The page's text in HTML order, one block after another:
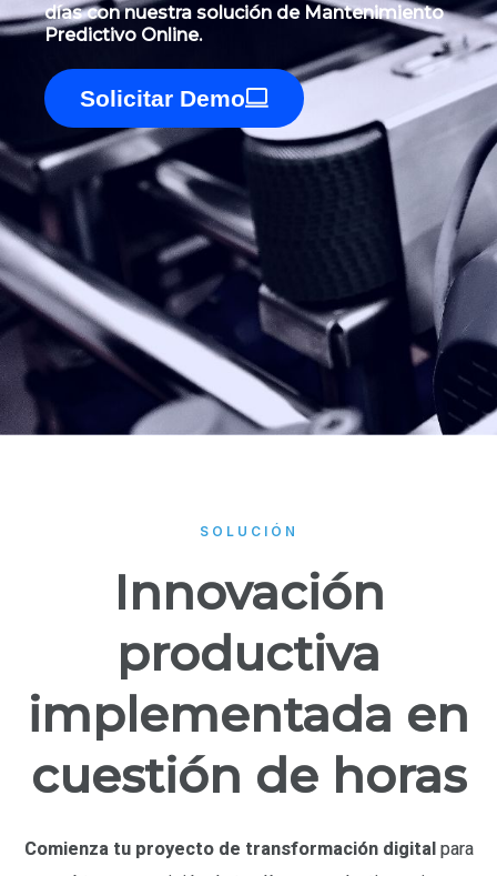
díascon nuestra solución de Mantenimiento
Predictivo Online.
Solicitar Demo
SOLUCIÓN
Innovación
productiva
implementada en
cuestión de horas
Comienza tu proyecto de transformación digitalpara